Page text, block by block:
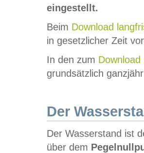
eingestellt.
Beim Download
in gesetzlicher Zeit
In den zum Download
grundsätzlich
Der
Der Wasserstand ist
über dem